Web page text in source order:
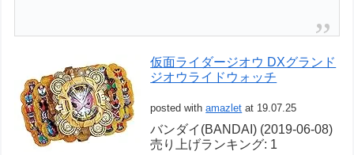
仮面ライダージオウ DXグランド
ジオウライドウォッチ
posted withamazlet at 19.07.25
バンダイ(BANDAI) (2019-06-08)
売り上げランキング: 1